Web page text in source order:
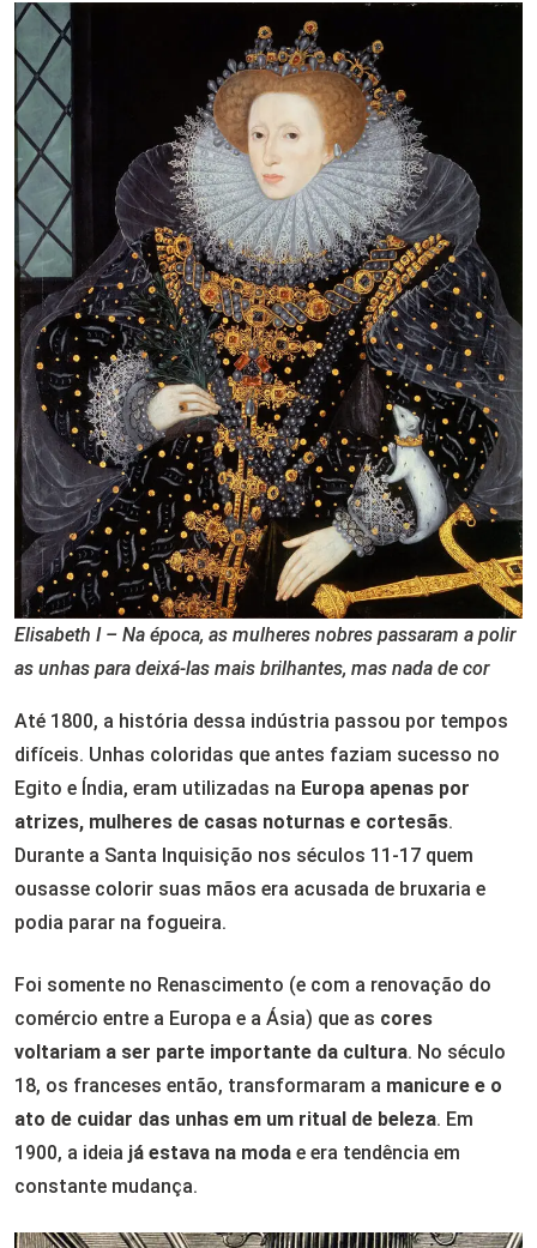
Elisabeth I – Na época, as mulheres nobres passaram a polir
as unhas para deixá-las mais brilhantes, mas nada de cor
Até 1800, a história dessa indústria passou por tempos
difíceis. Unhas coloridas que antes faziam sucesso no
Egito e Índia, eram utilizadas na Europa apenas por
atrizes, mulheres de casas noturnas e cortesãs.
Durante a Santa Inquisição nos séculos 11-17 quem
ousasse colorir suas mãos era acusada de bruxaria e
podia parar na fogueira.
Foi somente no Renascimento (e com a renovação do
comércio entre a Europa e a Ásia) que as cores
voltariam a ser parte importante da cultura. No século
18, os franceses então, transformaram a manicure e o
ato de cuidar das unhas em um ritual de beleza. Em
1900, a ideia já estava na moda e era tendência em
constante mudança.